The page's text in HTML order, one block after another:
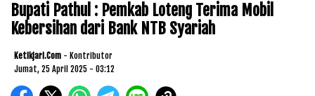
Bupati Pathul : Pemkab Loteng Terima Mobil
Kebersihan dari Bank NTB Syariah
Ketikjari.com - Kontributor
Jumat, 25 April 2025 - 03:12